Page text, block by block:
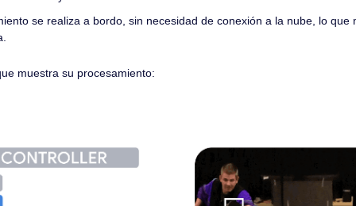
se realiza a bordo, sin necesidad de conexión a la nube, lo que
muestra su procesamiento: